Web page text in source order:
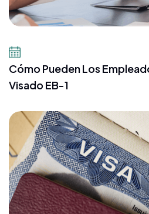
Cómo Pueden Los
Visado EB-1